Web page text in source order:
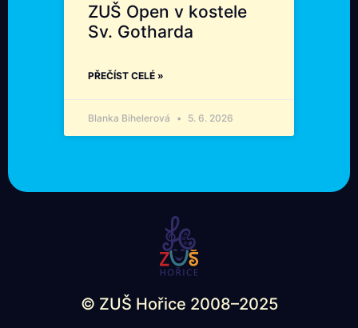
ZUŠ Open v kostele
Sv. Gotharda
PŘEČÍST CELÉ »
Blanka Bihelerová 5. 6. 2026
© ZUŠ Hořice 2008–2025